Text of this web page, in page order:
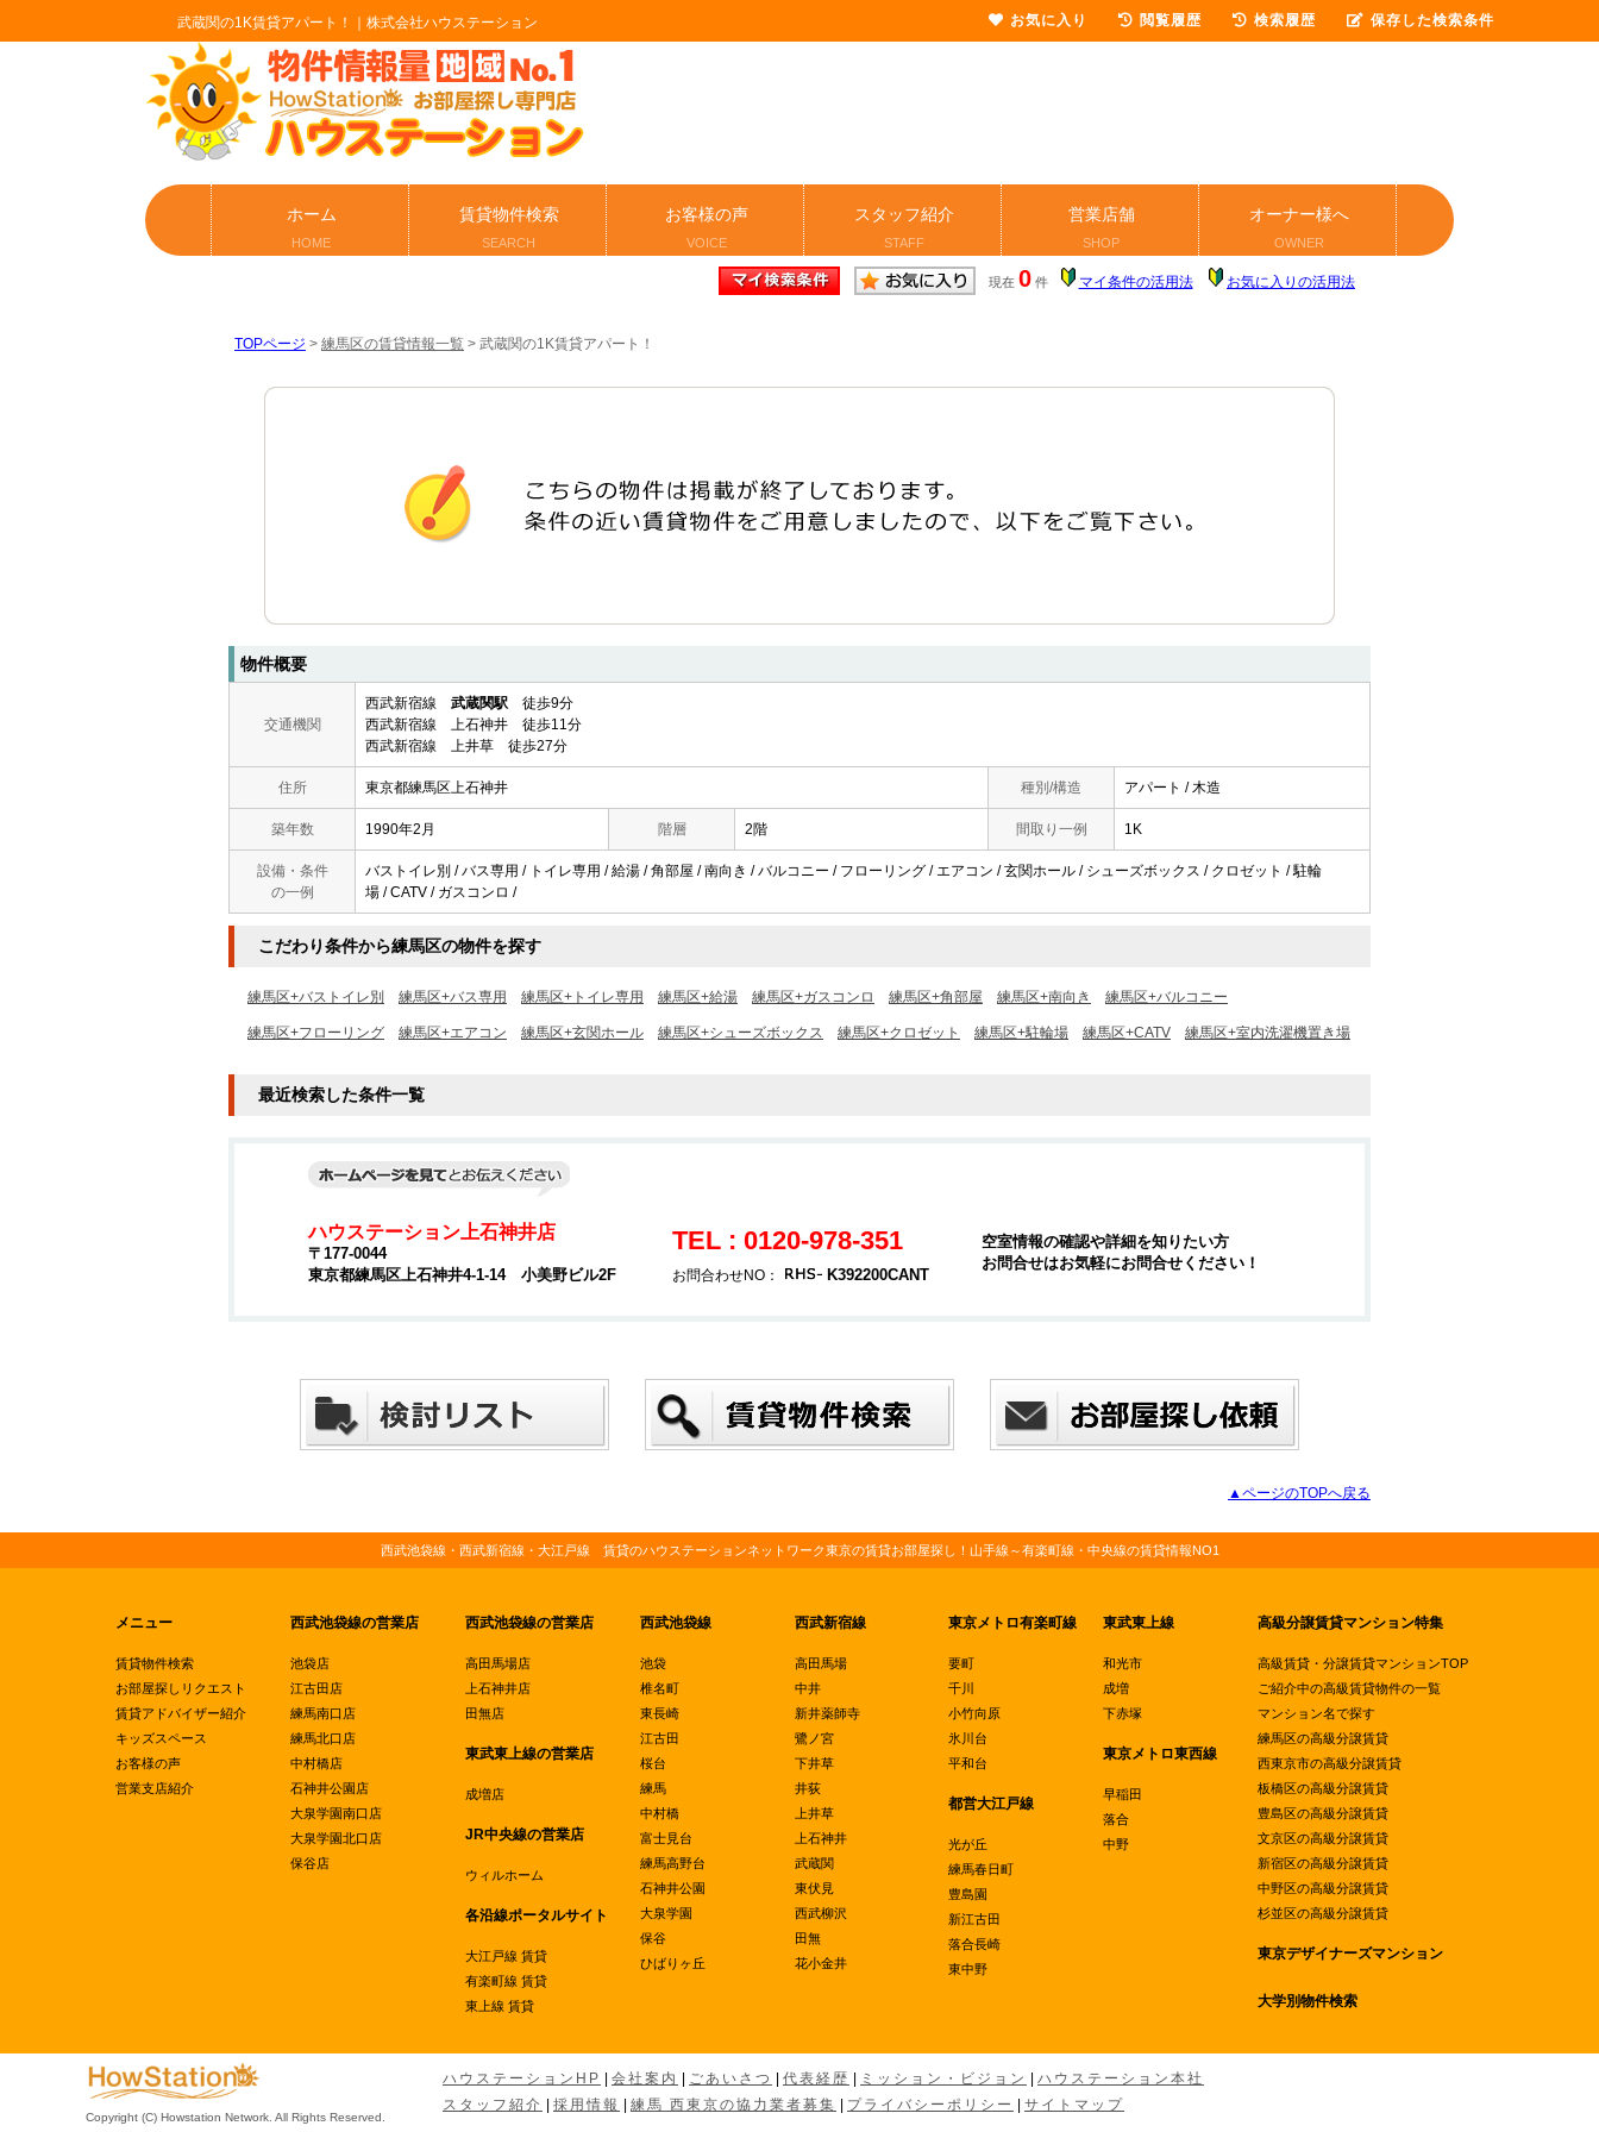
武蔵関の1K賃貸アパート！｜株式会社ハウステーション
ホーム
HOME
賃貸物件検索
SEARCH
お客様の声
VOICE
スタッフ紹介
STAFF
営業店舗
SHOP
オーナー様へ
OWNER
現在 0 件 マイ条件の活用法 お気に入りの活用法
TOPページ > 練馬区の賃貸情報一覧 > 武蔵関の1K賃貸アパート！
物件概要
交通機関
西武新宿線 武蔵関駅 徒歩9分
西武新宿線 上石神井 徒歩11分
西武新宿線 上井草 徒歩27分
住所 東京都練馬区上石神井 種別/構造 アパート / 木造
築年数 1990年2月 階層 2階 間取り一例 1K
設備・条件
の一例
バストイレ別 / バス専用 / トイレ専用 / 給湯 / 角部屋 / 南向き / バルコニー / フローリング / エアコン / 玄関ホール / シューズボックス / クロゼット / 駐輪
場 / CATV / ガスコンロ /
こだわり条件から練馬区の物件を探す
練馬区+バストイレ別 練馬区+バス専用 練馬区+トイレ専用 練馬区+給湯 練馬区+ガスコンロ 練馬区+角部屋 練馬区+南向き 練馬区+バルコニー
練馬区+フローリング 練馬区+エアコン 練馬区+玄関ホール 練馬区+シューズボックス 練馬区+クロゼット 練馬区+駐輪場 練馬区+CATV 練馬区+室内洗濯機置き場
最近検索した条件一覧
ハウステーション上石神井店
〒177-0044
東京都練馬区上石神井4-1-14 小美野ビル2F
TEL : 0120-978-351
お問合わせNO： K392200CANT
空室情報の確認や詳細を知りたい方
お問合せはお気軽にお問合せください！
▲ページのTOPへ戻る
西武池袋線・西武新宿線・大江戸線 賃貸のハウステーションネットワーク東京の賃貸お部屋探し！山手線～有楽町線・中央線の賃貸情報NO1
メニュー
賃貸物件検索
お部屋探しリクエスト
賃貸アドバイザー紹介
キッズスペース
お客様の声
営業支店紹介
西武池袋線の営業店
池袋店
江古田店
練馬南口店
練馬北口店
中村橋店
石神井公園店
大泉学園南口店
大泉学園北口店
保谷店
西武池袋線の営業店
高田馬場店
上石神井店
田無店
東武東上線の営業店
成増店
JR中央線の営業店
ウィルホーム
各沿線ポータルサイト
大江戸線 賃貸
有楽町線 賃貸
東上線 賃貸
西武池袋線
池袋
椎名町
東長崎
江古田
桜台
練馬
中村橋
富士見台
練馬高野台
石神井公園
大泉学園
保谷
ひばりヶ丘
西武新宿線
高田馬場
中井
新井薬師寺
鷺ノ宮
下井草
井荻
上井草
上石神井
武蔵関
東伏見
西武柳沢
田無
花小金井
東京メトロ有楽町線
要町
千川
小竹向原
氷川台
平和台
都営大江戸線
光が丘
練馬春日町
豊島園
新江古田
落合長崎
東中野
東武東上線
和光市
成増
下赤塚
東京メトロ東西線
早稲田
落合
中野
高級分譲賃貸マンション特集
高級賃貸・分譲賃貸マンションTOP
ご紹介中の高級賃貸物件の一覧
マンション名で探す
練馬区の高級分譲賃貸
西東京市の高級分譲賃貸
板橋区の高級分譲賃貸
豊島区の高級分譲賃貸
文京区の高級分譲賃貸
新宿区の高級分譲賃貸
中野区の高級分譲賃貸
杉並区の高級分譲賃貸
東京デザイナーズマンション
大学別物件検索
Copyright (C) Howstation Network. All Rights Reserved.
ハウステーションHP 会社案内 ごあいさつ 代表経歴 ミッション・ビジョン
ハウステーション本社
スタッフ紹介
採用情報 練馬 西東京の協力業者募集 プライバシーポリシー サイトマップ
お気に入り 閲覧履歴 検索履歴 保存した検索条件